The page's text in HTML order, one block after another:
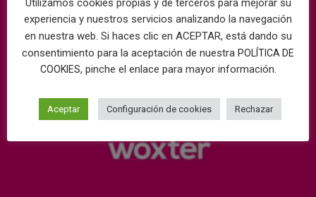
Utilizamos cookies propias y de terceros para mejorar su
experiencia y nuestros servicios analizando la navegación
en nuestra web. Si haces clic en ACEPTAR, está dando su
consentimiento para la aceptación de nuestra POLÍTICA DE
COOKIES, pinche el enlace para mayor información.
Aceptar Configuración de cookies Rechazar